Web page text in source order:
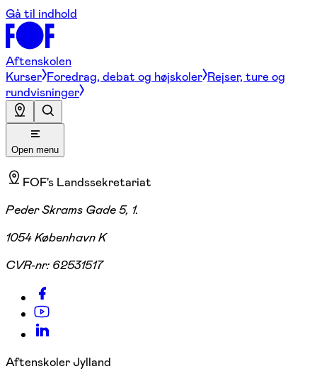
Gå til indhold
Aftenskolen
Kurser Foredrag, debat og højskoler Rejser, ture og
rundvisninger
Open menu
FOF's Landssekretariat
Peder Skrams Gade 5, 1.
1054 København K
CVR-nr: 62531517
Aftenskoler Jylland